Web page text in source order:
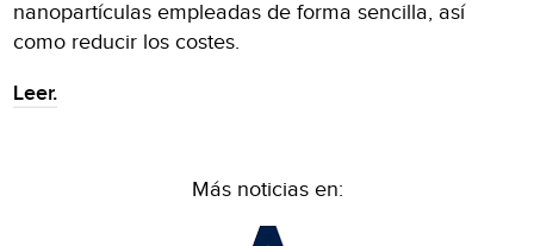
nanopartículas empleadas de forma sencilla, así
como reducir los costes.
Leer.
Más noticias en: